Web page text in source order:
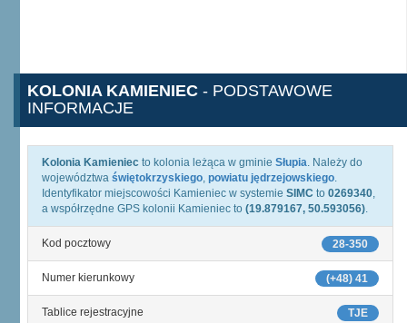
KOLONIA KAMIENIEC - PODSTAWOWE
INFORMACJE
Kolonia Kamieniec to kolonia leżąca w gminie Słupia. Należy do
województwa świętokrzyskiego, powiatu jędrzejowskiego.
Identyfikator miejscowości Kamieniec w systemie SIMC to 0269340,
a współrzędne GPS kolonii Kamieniec to (19.879167, 50.593056).
28-350
Kod pocztowy
(+48) 41
Numer kierunkowy
TJE
Tablice rejestracyjne